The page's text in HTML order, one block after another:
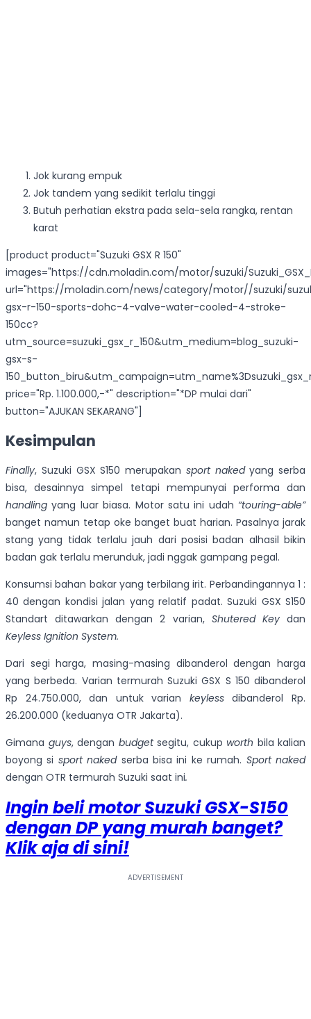
Jok kurang empuk
Jok tandem yang sedikit terlalu tinggi
Butuh perhatian ekstra pada sela-sela rangka, rentan
karat
[product product="Suzuki GSX R 150"
images="https://cdn.moladin.com/motor/suzuki/
url="https://moladin.com/news/category/motor//suzuki/
gsx-r-150-sports-dohc-4-valve-water-cooled-4-stroke-
150cc?
utm_source=suzuki_gsx_r_150&utm_medium=blog_suzuki-
gsx-s-
price="Rp. 1.100.000,-*" description="*DP mulai dari"
button="AJUKAN SEKARANG"]
Kesimpulan
Finally, Suzuki GSX S150 merupakan sport nakedyang serba
bisa, desainnya simpel tetapi mempunyai performa dan
handling yang luar biasa. Motor satu ini udah “touring-able”
banget namun tetap oke banget buat harian. Pasalnya jarak
stang yang tidak terlalu jauh dari posisi badan alhasil bikin
badan gak terlalu merunduk, jadi nggak gampang pegal.
Konsumsi bahan bakar yang terbilang irit. Perbandingannya 1 :
40 dengan kondisi jalan yang relatif padat. Suzuki GSX S150
Standart ditawarkan dengan 2 varian, Shutered Keydan
Keyless Ignition System.
Dari segi harga, masing-masing dibanderol dengan harga
yang berbeda. Varian termurah Suzuki GSX S 150 dibanderol
Rp 24.750.000, dan untuk varian keylessdibanderol Rp.
26.200.000 (keduanya OTR Jakarta).
Gimana guys, dengan budgetsegitu, cukup worth bila kalian
boyong si sport naked serba bisa ini ke rumah. Sportnaked
dengan OTR termurah Suzuki saat ini.
Ingin beli motor Suzuki GSX-S150
dengan DP yang murah banget?
Klik aja di sini!